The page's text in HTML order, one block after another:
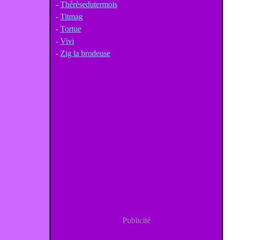
- Thérèsedutermois
- Titmag
- Tortue
- Vivi
- Zig la brodeuse
Publicité